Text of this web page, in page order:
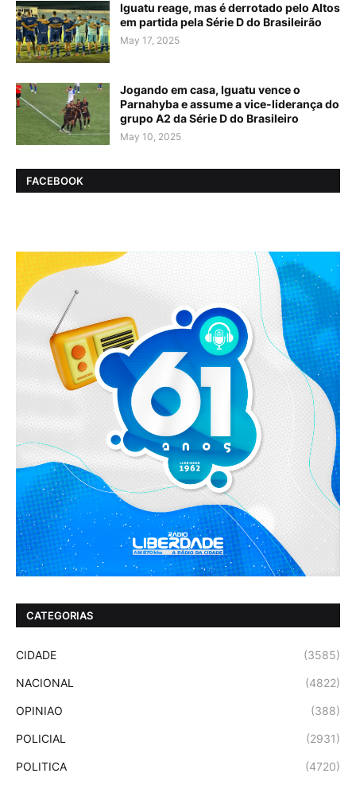
Iguatu reage, mas é derrotado pelo Altos
em partida pela Série D do Brasileirão
May 17, 2025
Jogando em casa, Iguatu vence o
Parnahyba e assume a vice-liderança do
grupo A2 da Série D do Brasileiro
May 10, 2025
FACEBOOK
CATEGORIAS
CIDADE (3585)
NACIONAL (4822)
OPINIAO (388)
POLICIAL (2931)
POLITICA (4720)